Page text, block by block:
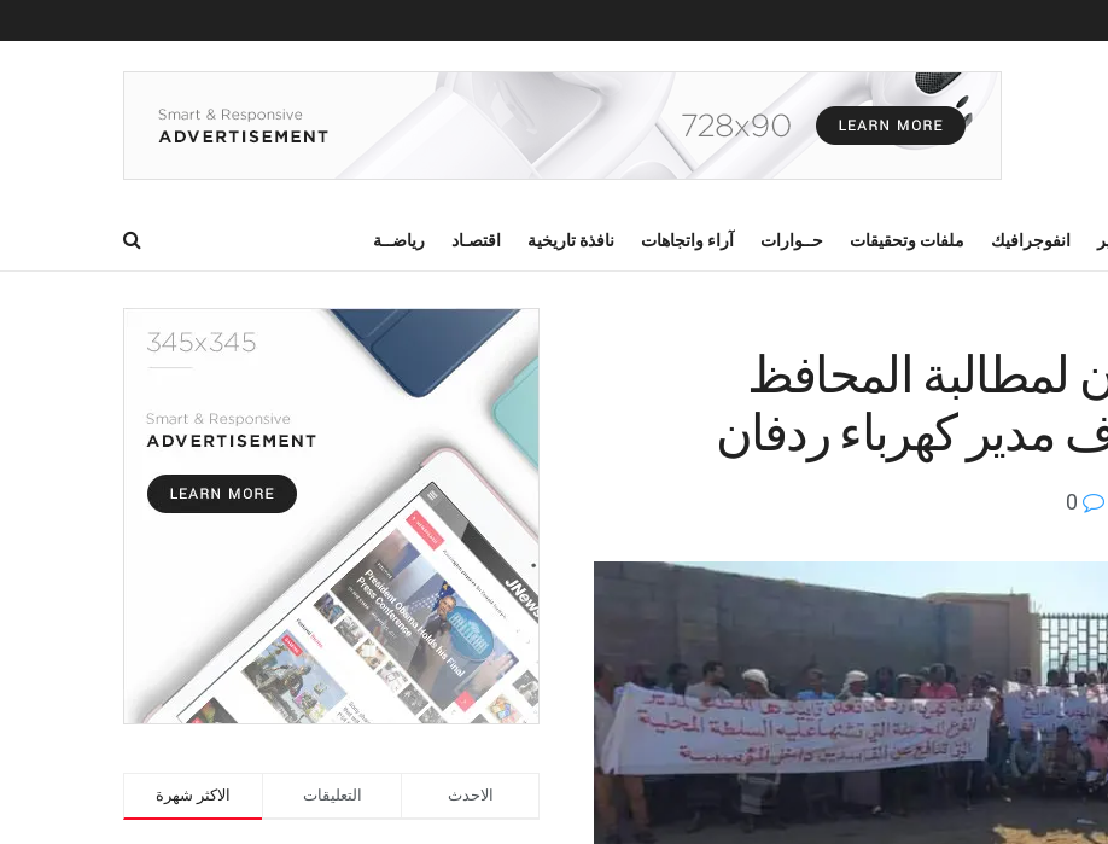
انفوجرافيك ملفات وتحقيقات حــوارات آراء واتجاهات نافذة تاريخية اقتصـاد رياضــة
لمطالبة المحافظ
مدير كهرباء ردفان
الاكثر شهرة التعليقات الاحدث